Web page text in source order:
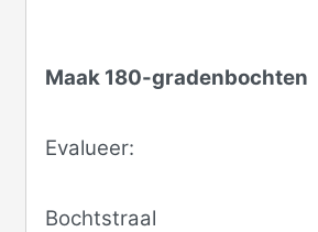
Maak 180-gradenbochten
Evalueer:
Bochtstraal